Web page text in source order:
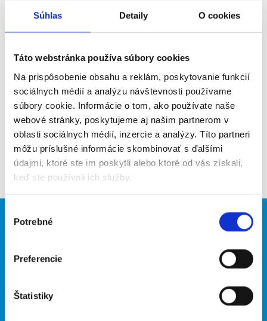
Súhlas Detaily O cookies
Táto webstránka používa súbory cookies
Na prispôsobenie obsahu a reklám, poskytovanie funkcií
sociálnych médií a analýzu návštevnosti používame
súbory cookie. Informácie o tom, ako používate naše
webové stránky, poskytujeme aj našim partnerom v
oblasti sociálnych médií, inzercie a analýzy. Títo partneri
môžu príslušné informácie skombinovať s ďalšími
údajmi, ktoré ste im poskytli alebo ktoré od vás získali,
keď ste používali ich služby.
súhlasu
Potrebné
Preferencie
Štatistiky
Poslať na email
Upozorniť na inzerát
Pridať do obľúbených
Späť
Brigádnici
Hľadané brigády
O portáli Naše ďalšie projekty